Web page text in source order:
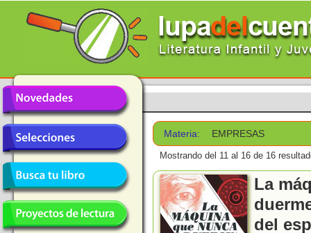
Materia: EMPRESAS
Mostrando del 11 al 16 de 16
La
del